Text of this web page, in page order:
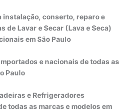
conserto, reparo e
de Lavar e Secar (Lava e Seca)
em São Paulo
e nacionais de todas as
Paulo
e Refrigeradores
todas as marcas e modelos em